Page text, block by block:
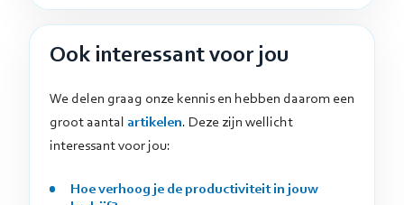
Ook interessant voor jou
We delen graag onze kennis en hebben daarom een
groot aantal artikelen. Deze zijn wellicht
interessant voor jou:
Hoe verhoog je de productiviteit in jouw